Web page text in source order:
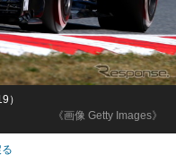
《画像 Getty Images》
）